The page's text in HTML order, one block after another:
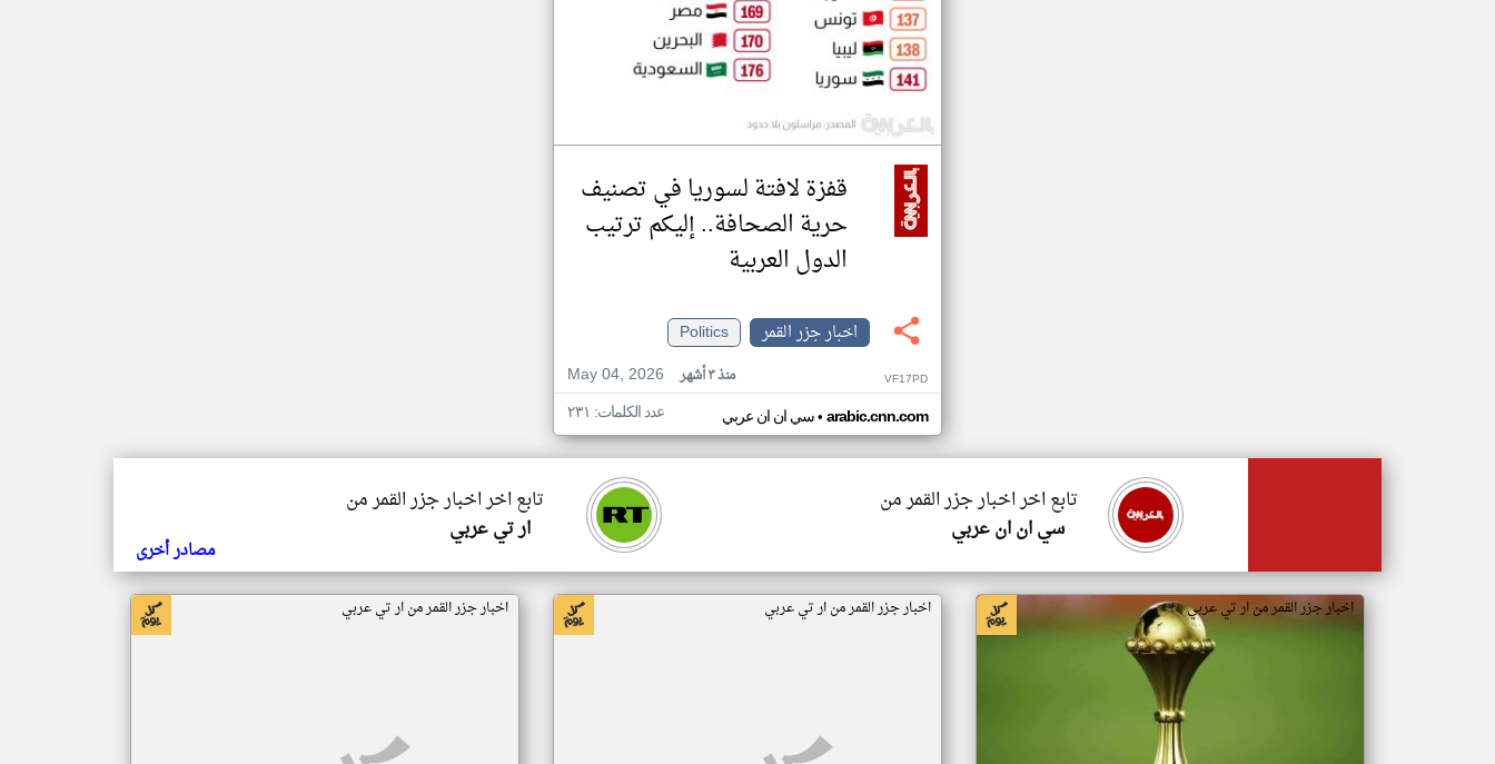
قفزة لافتة لسوريا في تصنيف
حرية الصحافة.. إليكم ترتيب
الدول العربية
اخبار جزر القمر
Politics
May 04, 2026
منذ ٣ أشهر VF17PD
سي ان ان عربي• arabic.cnn.com عدد الكلمات: ٢٣١
تابع اخر اخبار جزر القمر من
ار تي عربي
تابع اخر اخبار جزر القمر من
سي ان ان عربي
مصادر أخرى
اخبار جزر القمر من ار تي عربي اخبار جزر القمر من ار تي عربي اخبار جزر القمر من ار تي عربي